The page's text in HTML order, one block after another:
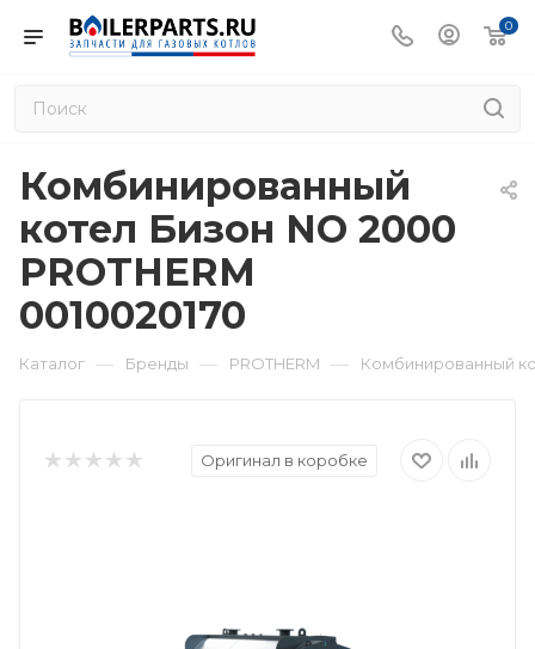
0
Комбинированный
котел Бизон NО 2000
PROTHERM
0010020170
Каталог — Бренды — PROTHERM — Комбинированный
Оригинал в коробке